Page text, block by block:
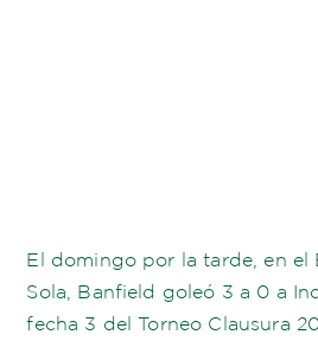
El domingo por la tarde, en el
Sola, Banfield goleó 3 a 0 a
fecha 3 del Torneo Clausura